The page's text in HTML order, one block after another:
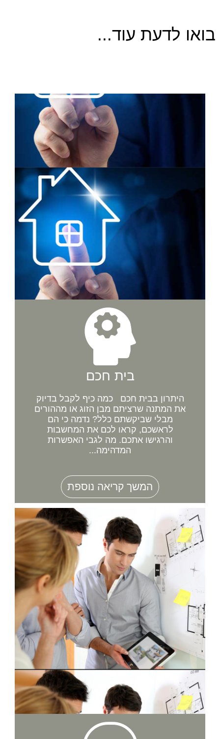
בואו לדעת עוד...
בית חכם
היתרון בבית חכם כמה כיף לקבל בדיוק
את המתנה שרציתם מבן הזוג או מההורים
מבלי שביקשתם כלל? נדמה כי הם
לראשכם, קראו לכם את המחשבות
והרגישו אתכם. מה לגבי האפשרות
המדהימה...
המשך קריאה נוספת